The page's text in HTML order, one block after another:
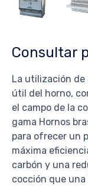
Consultar
La utilización de
útil del horno,
el campo de la
gama Hornos
para ofrecer un
máxima
carbón y una
cocción que